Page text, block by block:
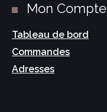
Mon Compte
Tableau de bord
Commandes
Adresses